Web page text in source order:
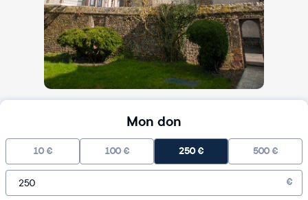
Mon don
10 € 100 € 250€ 500 €
€